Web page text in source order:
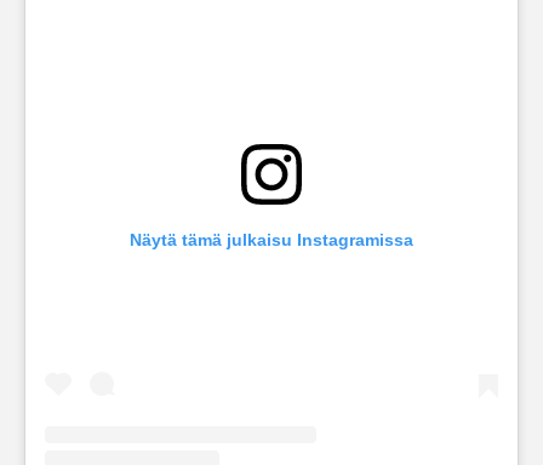
Näytä tämä julkaisu Instagramissa